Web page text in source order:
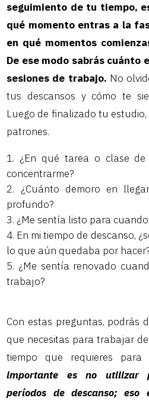
seguimiento de tu tiempo,
qué momento entras a la
en qué momentos
De ese modo sabrás cuánto
sesiones de trabajo. No
tus descansos y cómo te
Luego de finalizado tu
patrones.
¿En qué tarea o clase
concentrarme?
¿Cuánto demoro en
profundo?
¿Me sentía listo para
En mi tiempo de descanso,
lo que aún quedaba por
¿Me sentía renovado
trabajo?
Con estas preguntas, podrás
que necesitas para trabajar
tiempo que requieres para
importante es no utilizar
períodos de descanso;